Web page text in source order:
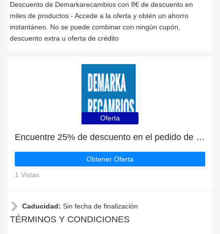
Descuento de Demarkarecambios con 8€ de descuento en
miles de productos - Accede a la oferta y obtén un ahorro
instantáneo. No se puede combinar con ningún cupón,
descuento extra u oferta de crédito
Oferta
Encuentre 25% de descuento en el pedido de Demarkarecambios
Obtener Oferta
1 Vistas
Caducidad: Sin fecha de finalización
TÉRMINOS Y CONDICIONES